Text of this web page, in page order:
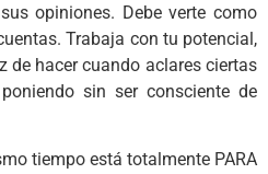
opiniones. Debe verte como
Trabaja con tu potencial,
de hacer cuando aclares ciertas
sin ser consciente de
tiempo está totalmente PARA